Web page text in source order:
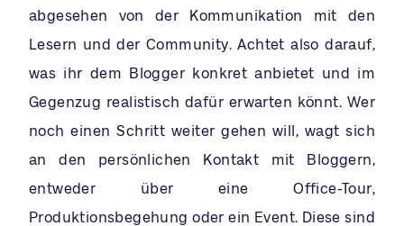
abgesehen von der Kommunikation mit den
Lesern und der Community. Achtet also darauf,
was ihr dem Blogger konkret anbietet und im
Gegenzug realistisch dafür erwarten könnt. Wer
noch einen Schritt weiter gehen will, wagt sich
an den persönlichen Kontakt mit Bloggern,
entweder über eine Office-Tour,
Produktionsbegehung oder ein Event. Diese sind